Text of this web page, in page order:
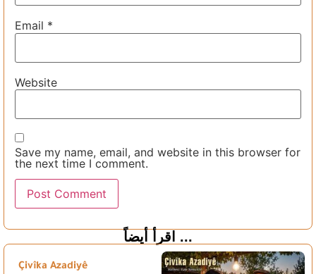
Email *
Website
Save my name, email, and website in this browser for
the next time I comment.
اقرأ أيضاً ...
Çivîka Azadiyê